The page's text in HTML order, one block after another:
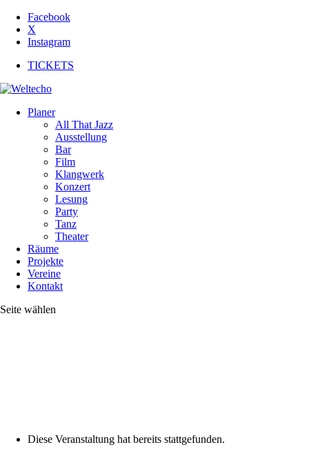
Facebook
X
Instagram
TICKETS
Planer
All That Jazz
Ausstellung
Bar
Film
Klangwerk
Konzert
Lesung
Party
Tanz
Theater
Räume
Projekte
Vereine
Kontakt
Seite wählen
Diese Veranstaltung hat bereits stattgefunden.